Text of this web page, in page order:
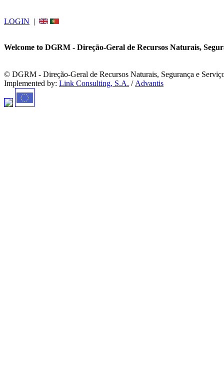
LOGIN |
Welcome to DGRM - Direção-Geral de Recursos Naturais,
© DGRM - Direção-Geral de Recursos Naturais, Segurança e
Implemented by: Link Consulting, S.A. / Advantis